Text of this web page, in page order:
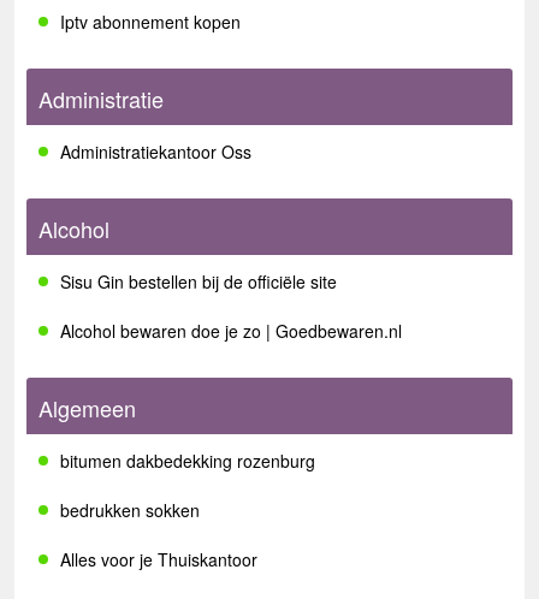
Iptv abonnement kopen
Administratie
Administratiekantoor Oss
Alcohol
Sisu Gin bestellen bij de officiële site
Alcohol bewaren doe je zo | Goedbewaren.nl
Algemeen
bitumen dakbedekking rozenburg
bedrukken sokken
Alles voor je Thuiskantoor